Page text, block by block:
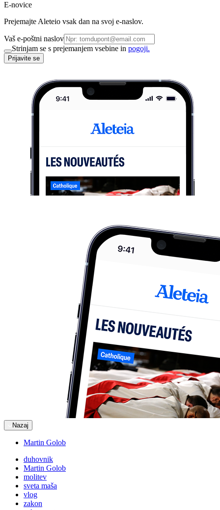
E-novice
Prejemajte Aleteio vsak dan na svoj e-naslov.
Vaš e-poštni naslov
Strinjam se s prejemanjem vsebine in pogoji.
Prijavite se
Nazaj
Martin Golob
duhovnik
Martin Golob
molitev
sveta maša
vlog
zakon